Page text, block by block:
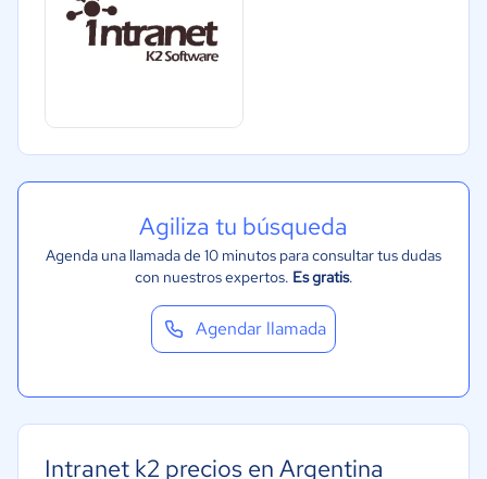
Agiliza tu búsqueda
Agenda una llamada de 10 minutos para consultar tus dudas
con nuestros expertos. Es gratis.
Agendar llamada
Intranet k2 precios en Argentina